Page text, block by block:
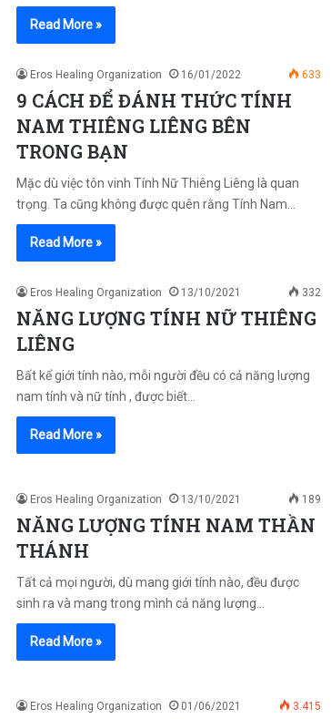
Read More »
Eros Healing Organization 16/01/2022 633
9 CÁCH ĐỂ ĐÁNH THỨC TÍNH
NAM THIÊNG LIÊNG BÊN
TRONG BẠN
Mặc dù việc tôn vinh Tính Nữ Thiêng Liêng là quan
trọng. Ta cũng không được quên rằng Tính Nam…
Read More »
Eros Healing Organization 13/10/2021 332
NĂNG LƯỢNG TÍNH NỮ THIÊNG
LIÊNG
Bất kể giới tính nào, mỗi người đều có cả năng lượng
nam tính và nữ tính , được biết…
Read More »
Eros Healing Organization 13/10/2021 189
NĂNG LƯỢNG TÍNH NAM THẦN
THÁNH
Tất cả mọi người, dù mang giới tính nào, đều được
sinh ra và mang trong mình cả năng lượng…
Read More »
Eros Healing Organization 01/06/2021 3.415